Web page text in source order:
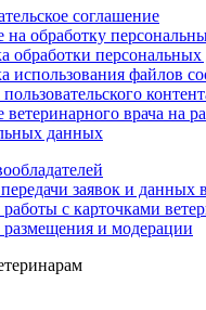
соглашение
на обработку
обработки
использования файлов
ветеринарного врача на
данных
заявок и данных
с карточками
и модерации